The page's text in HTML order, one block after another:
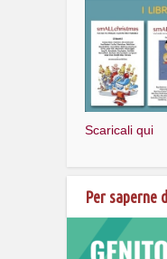
Scaricali qui
Per saperne